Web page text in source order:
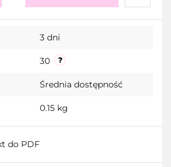
Do
3 dni
30
Średnia dostępność
0.15 kg
do PDF